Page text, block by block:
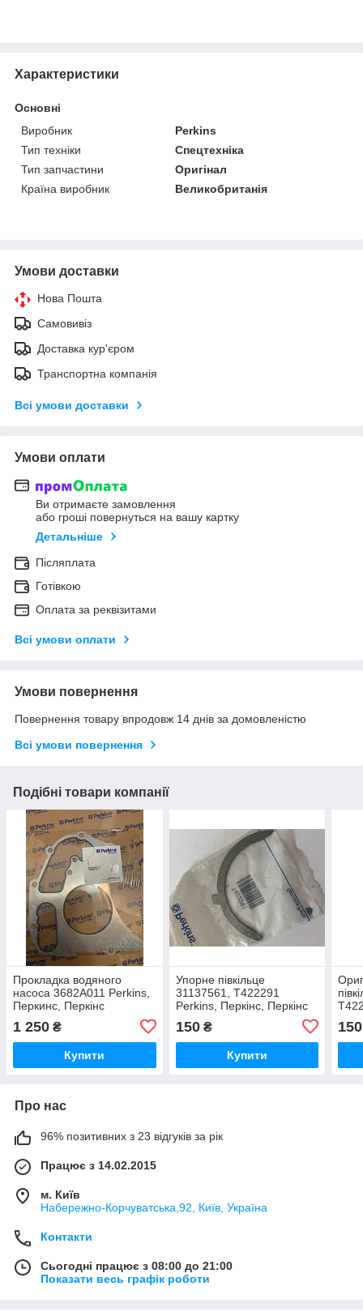
Характеристики
Основні
Виробник
Perkins
Тип техніки
Спецтехніка
Тип запчастини
Оригінал
Країна виробник
Великобританія
Умови доставки
Нова Пошта
Самовивіз
Доставка кур'єром
Транспортна компанія
Всі умови доставки
Умови оплати
Ви отримаєте замовлення
або гроші повернуться на вашу картку
Детальніше
Післяплата
Готівкою
Оплата за реквізитами
Всі умови оплати
Умови повернення
Повернення товару впродовж 14 днів за домовленістю
Всі умови повернення
Подібні товари компанії
Прокладка водяного
насоса 3682A011 Perkins,
Перкинс, Перкінс
1 250 ₴
Купити
Упорне півкільце
31137561, T422291
Perkins, Перкінс, Перкінс
150₴
Купити
150
Про нас
96% позитивних з 23 відгуків за рік
Працює з 14.02.2015
м. Київ
Набережно-Корчуватська,92, Київ, Україна
Контакти
Сьогодні працює з 08:00 до 21:00
Показати весь графік роботи